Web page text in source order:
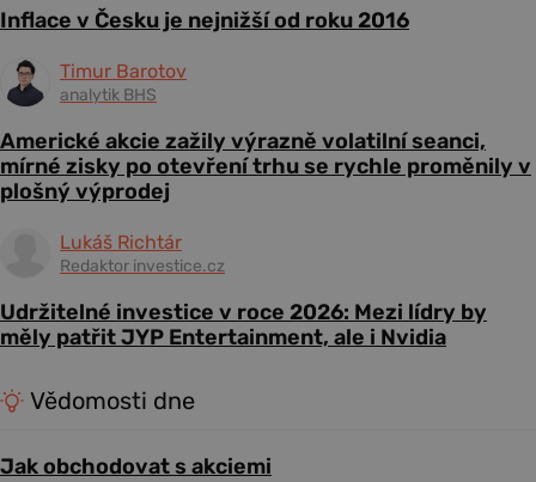
Inflace v Česku je nejnižší od roku 2016
Timur Barotov
analytik BHS
Americké akcie zažily výrazně volatilní seanci,
mírné zisky po otevření trhu se rychle proměnily v
plošný výprodej
Lukáš Richtár
Redaktor investice.cz
Udržitelné investice v roce 2026: Mezi lídry by
měly patřit JYP Entertainment, ale i Nvidia
Vědomosti dne
Jak obchodovat s akciemi